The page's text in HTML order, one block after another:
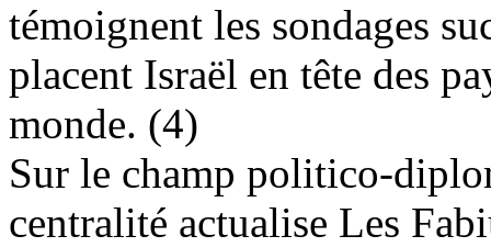
témoignent les sondages
placent Israël en tête des
monde. (4)
Sur le champ politico-
centralité actualise Les